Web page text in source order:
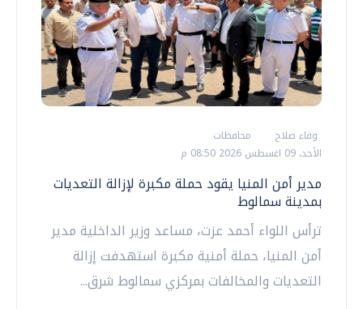
وفاء صلاح
محافظات
الأحد، 09 اغسطس 2026 08:50 م
مدير أمن المنيا يقود حملة مكبرة لإزالة التعديات
بمدينة سمالوط
ترأس اللواء أحمد عزت، مساعد وزير الداخلية مدير
أمن المنيا، حملة أمنية مكبرة استهدفت إزالة
التعديات والمخالفات بمركزي سمالوط شرق...